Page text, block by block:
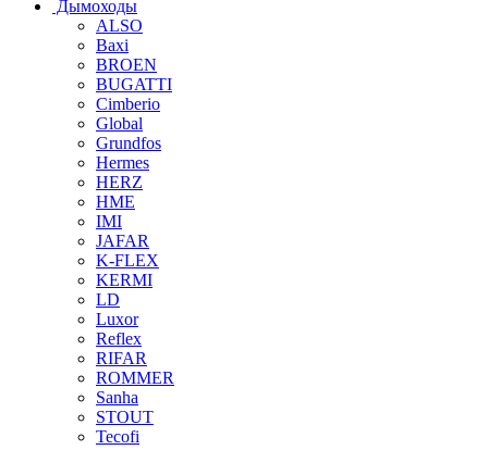
Дымоходы
ALSO
Baxi
BROEN
BUGATTI
Cimberio
Global
Grundfos
Hermes
HERZ
HME
IMI
JAFAR
K-FLEX
KERMI
LD
Luxor
Reflex
RIFAR
ROMMER
Sanha
STOUT
Tecofi